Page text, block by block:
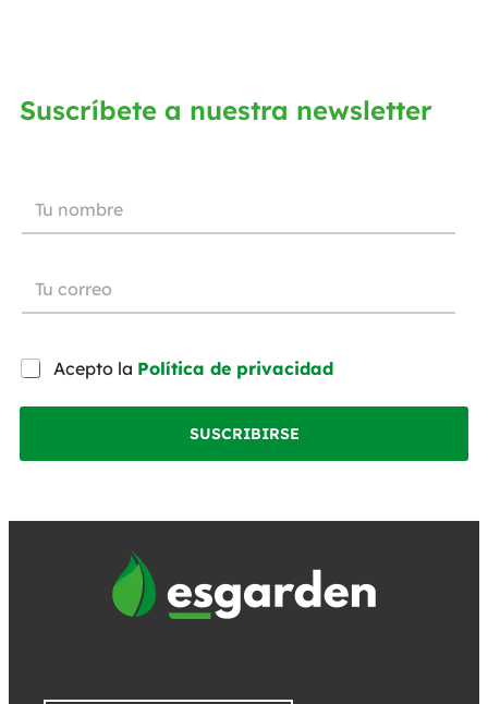
Suscríbete a nuestra newsletter
Acepto la Política de privacidad
SUSCRIBIRSE